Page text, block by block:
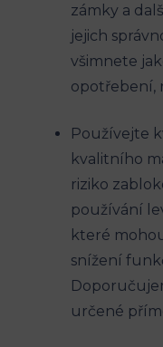
zámky a
jejich
všimnete
opotřebení,
Používejte
kvalitního
riziko
používání
které
snížení
určené